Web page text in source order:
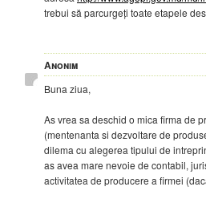
trebui să parcurgeți toate etapele
Anonim
Buna ziua,
As vrea sa deschid o mica firma de
(mentenanta si dezvoltare de
dilema cu alegerea tipului de
as avea mare nevoie de contabil,
activitatea de producere a firmei